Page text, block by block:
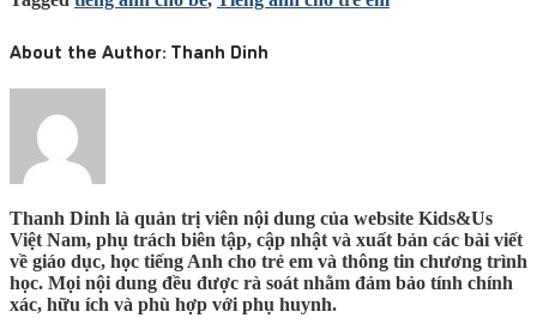
About the Author: Thanh Dinh
Thanh Dinh là quản trị viên nội dung của website Kids&Us
Việt Nam, phụ trách biên tập, cập nhật và xuất bản các bài viết
về giáo dục, học tiếng Anh cho trẻ em và thông tin chương trình
học. Mọi nội dung đều được rà soát nhằm đảm bảo tính chính
xác, hữu ích và phù hợp với phụ huynh.